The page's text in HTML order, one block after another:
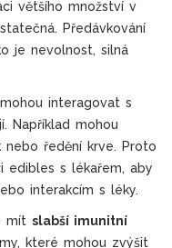
většího množství v
Předávkování
je nevolnost, silná
interagovat s
Například mohou
ředění krve. Proto
edibles s lékařem, aby
interakcím s léky.
mít slabší imunitní
které mohou zvýšit